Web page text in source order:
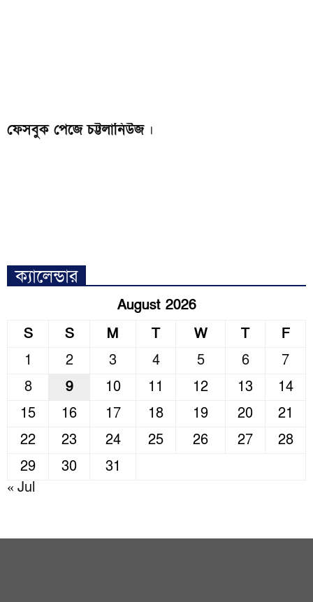
ফেসবুক পেজে চট্টলানিউজ ।
ক্যালেন্ডার
August 2026
S
S M T W T
F
1
2 3 4 5 6
7
8
9 10 11 12 13
14
15
16 17 18 19 20
21
22
23 24 25 26 27
28
29
30
31
« Jul